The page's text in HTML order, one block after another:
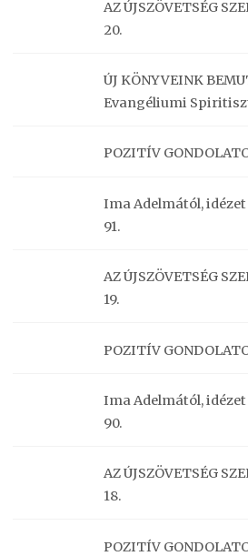
AZ ÚJSZÖVETSÉG
20.
ÚJ KÖNYVEINK
Evangéliumi
POZITÍV
Ima Adelmától,
91.
AZ ÚJSZÖVETSÉG
19.
POZITÍV
Ima Adelmától,
90.
AZ ÚJSZÖVETSÉG
18.
POZITÍV